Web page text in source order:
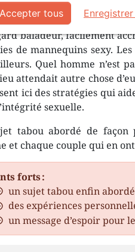
baladeur, facilement
de mannequins sexy.
Quel homme n’est
attendait autre chose
ici des stratégies qui
sexuelle.
tabou abordé de façon
et chaque couple qui en
forts :
un sujet tabou enfin
des expériences
un message d’espoir pour
Accepter tous